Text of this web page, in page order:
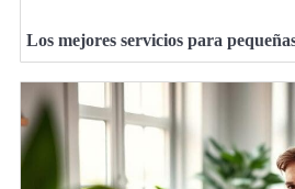
Los mejores servicios para